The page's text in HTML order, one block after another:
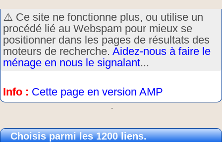
⚠️ Ce site ne fonctionne plus, ou utilise un
procédé lié au Webspam pour mieux se
positionner dans les pages de résultats des
moteurs de recherche. Aidez-nous à faire le
ménage en nous le signalant...
Info : Cette page en version AMP
.
Choisis parmi les 1200 liens.